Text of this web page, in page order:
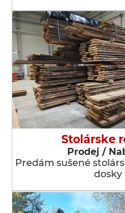
Stolárske
Prodej /
Predám sušené
dosky